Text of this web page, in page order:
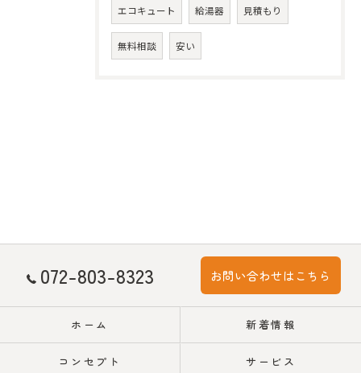
エコキュート 給湯器 見積もり
無料相談 安い
072-803-8323 お問い合わせはこちら
ホーム 新着情報
コンセプト サービス